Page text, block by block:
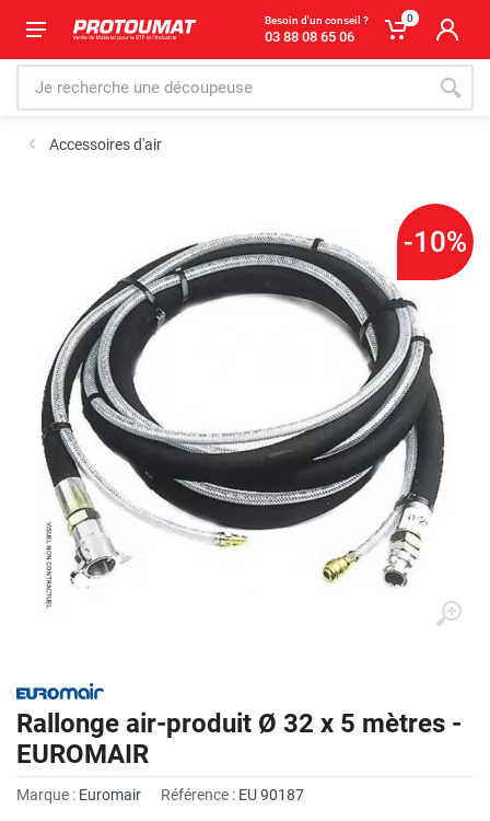
Besoin d'un conseil ?
03 88 08 65 06
0
Accessoires d'air
-10%
Rallonge air-produit Ø 32 x 5 mètres -
EUROMAIR
Marque : Euromair Référence : EU 90187